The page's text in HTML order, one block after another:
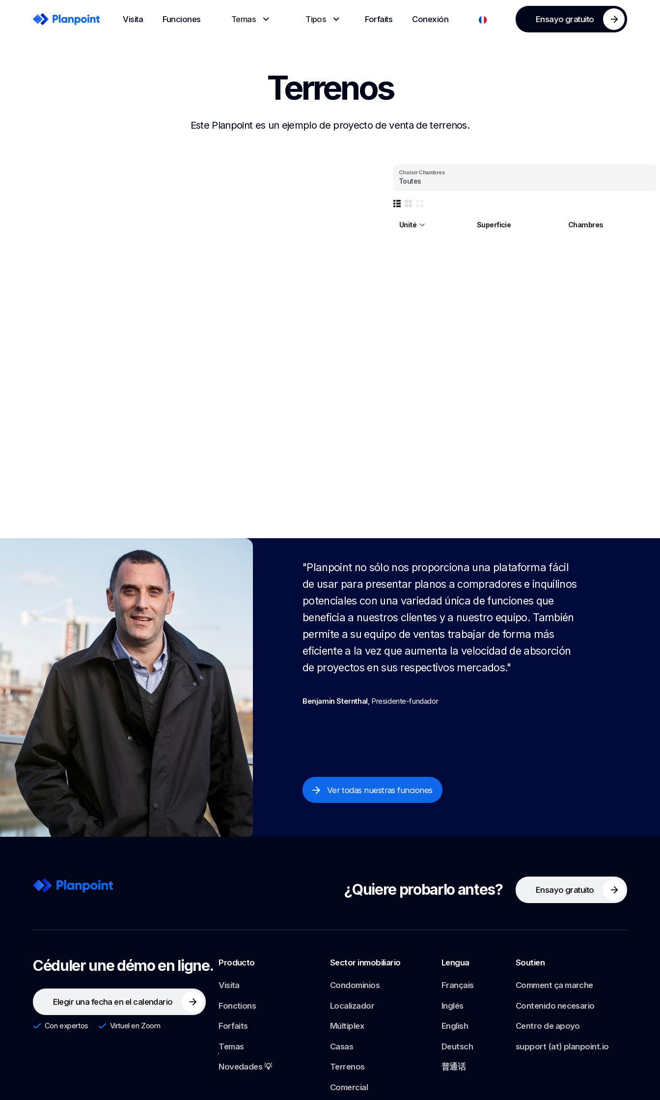
Visita Funciones Temas Tipos Forfaits Conexión Ensayo gratuito
Terrenos
Este Planpoint es un ejemplo de proyecto de venta de terrenos.
Choisir Chambres
Toutes
Unité Superficie Chambres
"Planpoint no sólo nos proporciona una plataforma fácil
de usar para presentar planos a compradores e inquilinos
potenciales con una variedad única de funciones que
beneficia a nuestros clientes y a nuestro equipo. También
permite a su equipo de ventas trabajar de forma más
eficiente a la vez que aumenta la velocidad de absorción
de proyectos en sus respectivos mercados."
Benjamin Sternthal, Presidente-fundador
Ver todas nuestras funciones
¿Quiere probarlo antes? Ensayo gratuito
Céduler une démo en ligne.
Elegir una fecha en el calendario
Con expertos Virtuel en Zoom
Producto
Visita
Fonctions
Forfaits
Temas
Novedades 💡
Sector inmobiliario
Condominios
Localizador
Múltiplex
Casas
Terrenos
Comercial
Lengua
Français
Inglés
English
Deutsch
普通话
Soutien
Comment ça marche
Contenido necesario
Centro de apoyo
support (at) planpoint.io